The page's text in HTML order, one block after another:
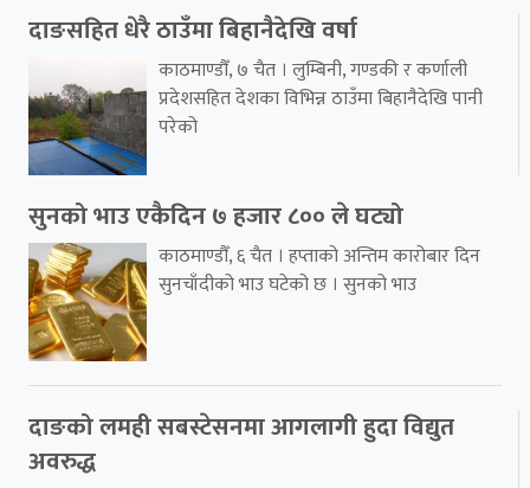
दाङसहित धेरै ठाउँमा बिहानैदेखि वर्षा
काठमाण्डौँ, ७ चैत । लुम्बिनी, गण्डकी र कर्णाली
प्रदेशसहित देशका विभिन्न ठाउँमा बिहानैदेखि पानी
परेको
सुनको भाउ एकैदिन ७ हजार ८०० ले घट्यो
काठमाण्डौँ, ६ चैत । हप्ताको अन्तिम कारोबार दिन
सुनचाँदीको भाउ घटेको छ । सुनको भाउ
दाङको लमही सबस्टेसनमा आगलागी हुदा विद्युत
अवरुद्ध